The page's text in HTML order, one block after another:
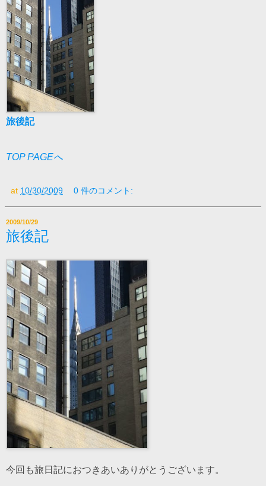
旅後記
TOP PAGEへ
at 10/30/2009 0 件のコメント:
2009/10/29
旅後記
今回も旅日記におつきあいありがとうございます。